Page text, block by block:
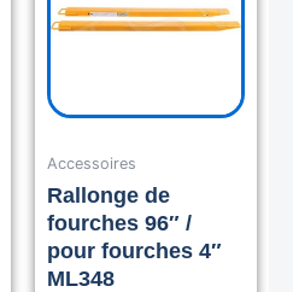
Accessoires
Rallonge de
fourches 96″ /
pour fourches 4″
ML348